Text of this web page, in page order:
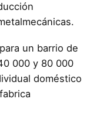
un barrio de
000 y 80 000
doméstico